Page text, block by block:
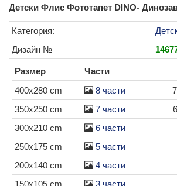
Детски Флис Фототапет DINO-
Категория:
Дизайн №
Размер Части
400x280 cm
8 части
350x250 cm
7 части
300x210 cm
6 части
250x175 cm
5 части
200x140 cm
4 части
150x105 cm
3 части